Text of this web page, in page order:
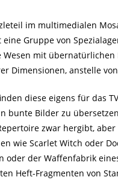
im multimedialen
Gruppe von
mit
Dimensionen, anstelle
diese eigens für das
Bilder zu
zwar hergibt,
wie Scarlet Witch oder
der Waffenfabrik
Fragmenten von